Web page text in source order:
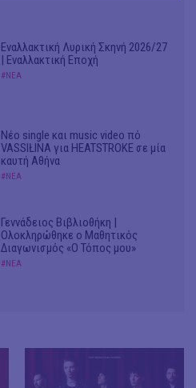
Εναλλακτική Λυρική Σκηνή 2026/27
| Εναλλακτική Εποχή
#ΝΕΑ
Νέο single και music video πό
VASSIŁINA για HEATSTROKE σε μία
καυτή Αθήνα
#ΝΕΑ
Γεννάδειος Βιβλιοθήκη |
Ολοκληρώθηκε ο Μαθητικός
Διαγωνισμός «Ο Τόπος μου»
#ΝΕΑ